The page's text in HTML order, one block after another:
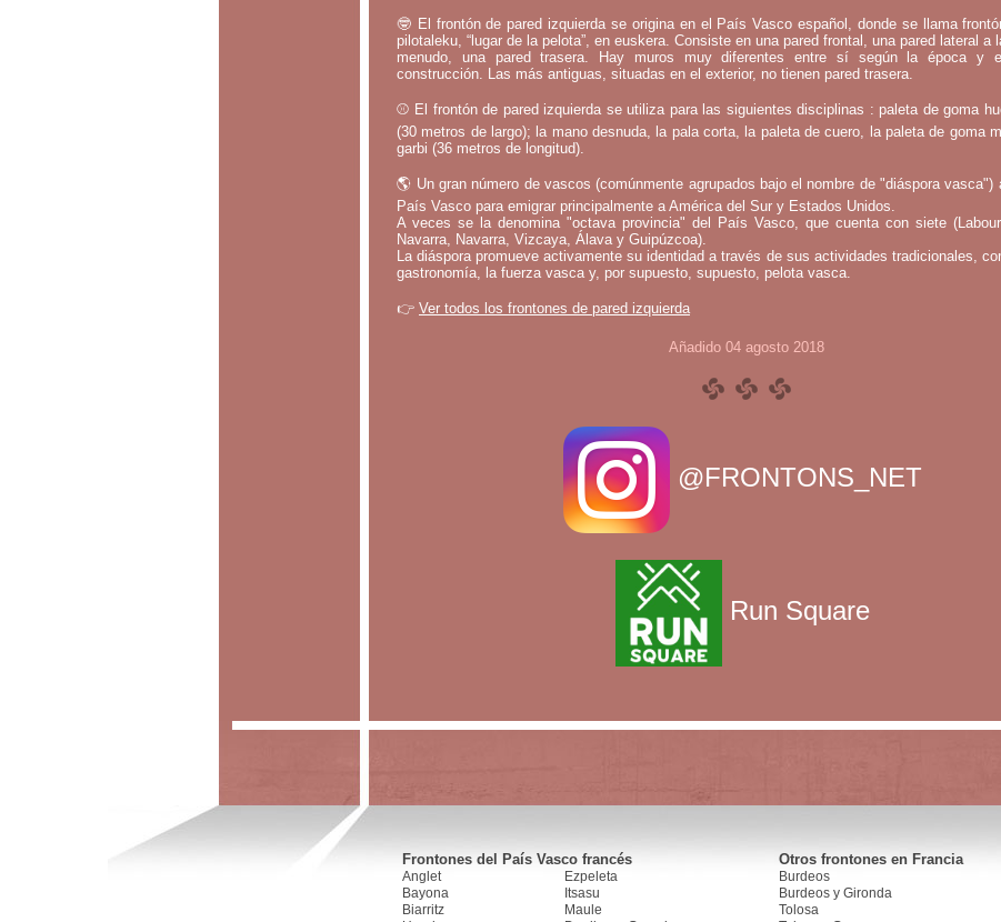
🤓 El frontón de pared izquierda se origina en el País Vasco español, donde se llama
pilotaleku, “lugar de la pelota”, en euskera. Consiste en una pared frontal, una pared lateral a
menudo, una pared trasera. Hay muros muy diferentes entre sí según la época y
construcción. Las más antiguas, situadas en el exterior, no tienen pared trasera.
⚾ El frontón de pared izquierda se utiliza para las siguientes disciplinas : paleta de goma
(30 metros de largo); la mano desnuda, la pala corta, la paleta de cuero, la paleta de goma
garbi (36 metros de longitud).
🌎 Un gran número de vascos (comúnmente agrupados bajo el nombre de "diáspora vasca")
País Vasco para emigrar principalmente a América del Sur y Estados Unidos.
A veces se la denomina "octava provincia" del País Vasco, que cuenta con siete
Navarra, Navarra, Vizcaya, Álava y Guipúzcoa).
La diáspora promueve activamente su identidad a través de sus actividades tradicionales,
gastronomía, la fuerza vasca y, por supuesto, supuesto, pelota vasca.
👉 Ver todos los frontones de pared izquierda
Añadido 04 agosto 2018
@FRONTONS_NET
Run Square
Frontones del País Vasco francés
Anglet
Bayona
Biarritz
Ezpeleta
Itsasu
Maule
Otros frontones en Francia
Burdeos
Burdeos y Gironda
Tolosa